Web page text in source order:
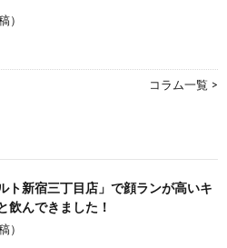
）
コラム一覧 >
ト新宿三丁目店」で顔ランが高いキ
飲んできました！
）